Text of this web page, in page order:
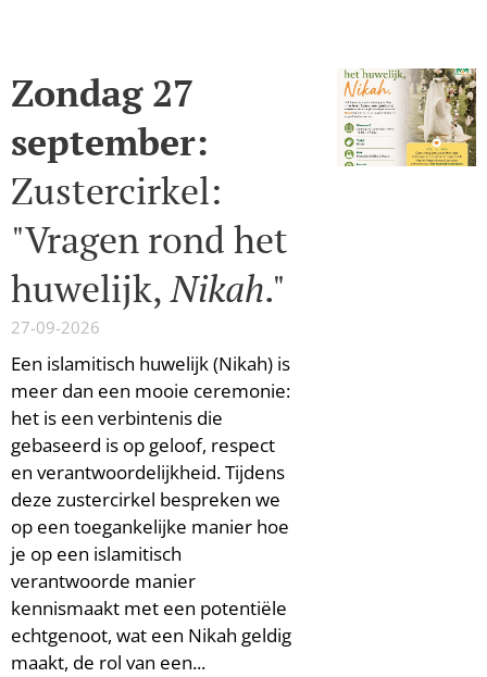
Zondag 27
september:
Zustercirkel:
"Vragen rond het
huwelijk,Nikah."
27-09-2026
Een islamitisch huwelijk (Nikah) is
meer dan een mooie ceremonie:
het is een verbintenis die
gebaseerd is op geloof, respect
en verantwoordelijkheid. Tijdens
deze zustercirkel bespreken we
op een toegankelijke manier hoe
je op een islamitisch
verantwoorde manier
kennismaakt met een potentiële
echtgenoot, wat een Nikah geldig
maakt, de rol van een...